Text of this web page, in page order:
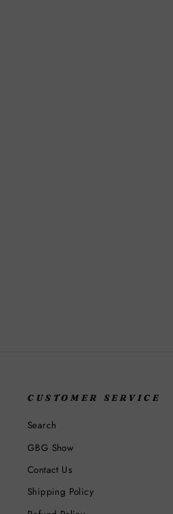
CUSTOMER SERVICE
Search
GBG Show
Contact Us
Shipping Policy